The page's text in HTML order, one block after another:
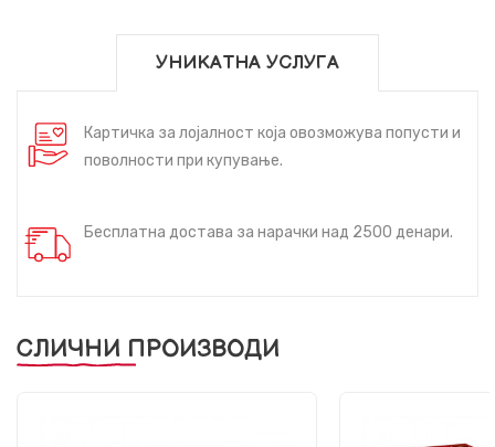
УНИКАТНА УСЛУГА
Картичка за лојалност која овозможува попусти и
поволности при купување.
Бесплатна достава за нарачки над 2500 денари.
СЛИЧНИ ПРОИЗВОДИ